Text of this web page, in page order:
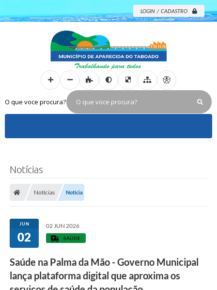
LOGIN / CADASTRO
O que voce procura?
Notícias
Notícias Notícia
JUN
02
02 JUN 2026
SAÚDE
Saúde na Palma da Mão - Governo Municipal
lança plataforma digital que aproxima os